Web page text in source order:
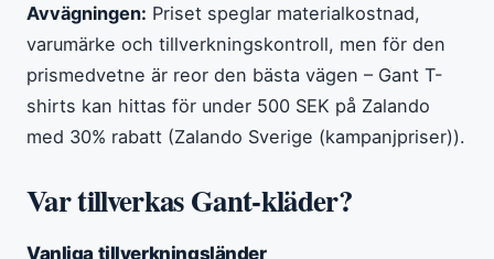
Avvägningen: Priset speglar materialkostnad,
varumärke och tillverkningskontroll, men för den
prismedvetne är reor den bästa vägen – Gant T-
shirts kan hittas för under 500 SEK på Zalando
med 30% rabatt (Zalando Sverige (kampanjpriser)).
Var tillverkas Gant-kläder?
Vanliga tillverkningsländer